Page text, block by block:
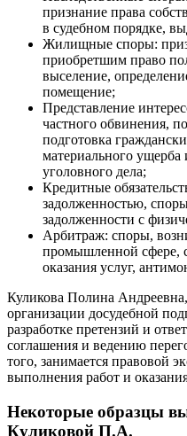
признание права
в судебном порядке,
Жилищные споры:
приобретшим право
выселение,
помещение;
Представление
частного обвинения,
подготовка
материального ущерба
уголовного дела;
Кредитные
задолженностью,
задолженности с
Арбитраж: споры,
промышленной сфере,
оказания услуг,
Куликова Полина
организации досудебной
разработке претензий и
соглашения и ведению
того, занимается правовой
выполнения работ и
Некоторые образцы
Куликовой П.А.